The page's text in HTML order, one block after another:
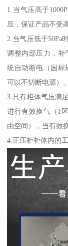
1.当气压高于
压，保证产品不受
2.当气压低于50Pa
调整内部压力，补
统自动断电（国标
可以不切断电源）。
3.只有柜体气压满
进行有效换气（1
由空间），当有效
4.正压柜柜体内的工